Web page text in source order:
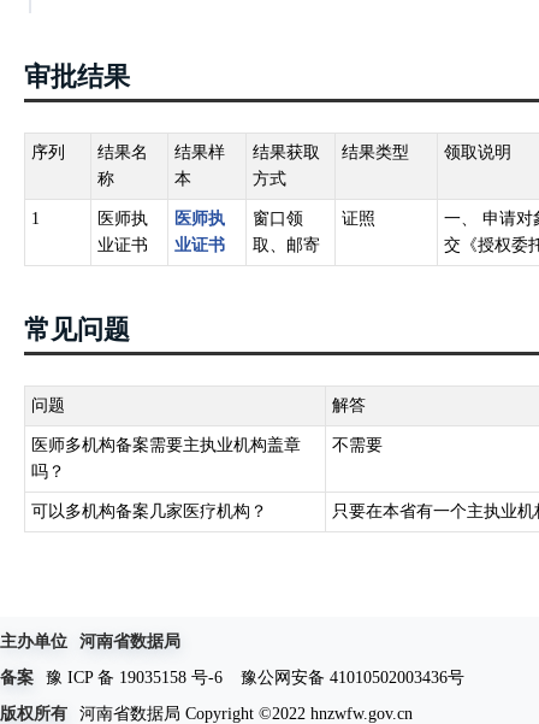
审批结果
序列
结果名
称
结果样
本
结果获取
方式
结果类型 领取说明
1
医师执
业证书
医师执
业证书
窗口领
取、邮寄
证照
一、 申请对
交《授权委
常见问题
问题 解答
医师多机构备案需要主执业机构盖章
吗？
不需要
可以多机构备案几家医疗机构？ 只要在本省有一个主执业
主办单位
河南省数据局
备案
豫 ICP 备 19035158 号-6
豫公网安备 41010502003436号
版权所有
河南省数据局 Copyright ©2022 hnzwfw.gov.cn